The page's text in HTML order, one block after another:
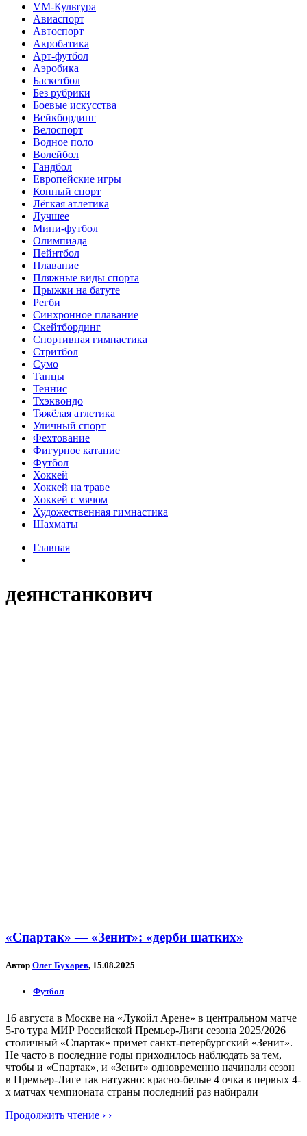
VM-Культура
Авиаспорт
Автоспорт
Акробатика
Арт-футбол
Аэробика
Баскетбол
Без рубрики
Боевые искусства
Вейкбординг
Велоспорт
Водное поло
Волейбол
Гандбол
Европейские игры
Конный спорт
Лёгкая атлетика
Лучшее
Мини-футбол
Олимпиада
Пейнтбол
Плавание
Пляжные виды спорта
Прыжки на батуте
Регби
Синхронное плавание
Скейтбординг
Спортивная гимнастика
Стритбол
Сумо
Танцы
Теннис
Тхэквондо
Тяжёлая атлетика
Уличный спорт
Фехтование
Фигурное катание
Футбол
Хоккей
Хоккей на траве
Хоккей с мячом
Художественная гимнастика
Шахматы
Главная
деянстанкович
«Спартак» — «Зенит»: «дерби шатких»
Автор Олег Бухарев, 15.08.2025
Футбол
16 августа в Москве на «Лукойл Арене» в центральном матче
5-го тура МИР Российской Премьер-Лиги сезона 2025/2026
столичный «Спартак» примет санкт-петербургский «Зенит».
Не часто в последние годы приходилось наблюдать за тем,
чтобы и «Спартак», и «Зенит» одновременно начинали сезон
в Премьер-Лиге так натужно: красно-белые 4 очка в первых 4-
х матчах чемпионата страны последний раз набирали
Продолжить чтение › ›